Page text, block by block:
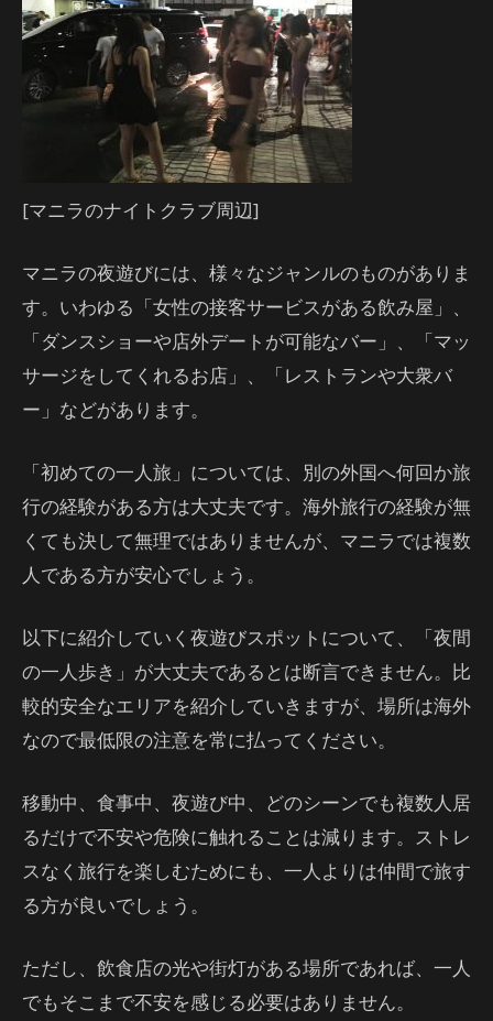
[マニラのナイトクラブ周辺]
マニラの夜遊びには、様々なジャンルのものがありま
す。いわゆる「女性の接客サービスがある飲み屋」、
「ダンスショーや店外デートが可能なバー」、「マッ
サージをしてくれるお店」、「レストランや大衆バ
ー」などがあります。
「初めての一人旅」については、別の外国へ何回か旅
行の経験がある方は大丈夫です。海外旅行の経験が無
くても決して無理ではありませんが、マニラでは複数
人である方が安心でしょう。
以下に紹介していく夜遊びスポットについて、「夜間
の一人歩き」が大丈夫であるとは断言できません。比
較的安全なエリアを紹介していきますが、場所は海外
なので最低限の注意を常に払ってください。
移動中、食事中、夜遊び中、どのシーンでも複数人居
るだけで不安や危険に触れることは減ります。ストレ
スなく旅行を楽しむためにも、一人よりは仲間で旅す
る方が良いでしょう。
ただし、飲食店の光や街灯がある場所であれば、一人
でもそこまで不安を感じる必要はありません。